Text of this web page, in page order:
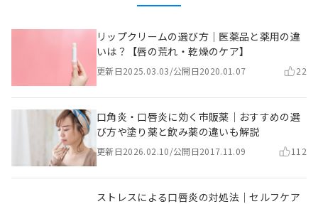
リップクリームの選び方｜医薬品と薬用の違
いは？【唇の荒れ・乾燥のケア】
更新日2025.03.03/公開日2020.01.07 22
口角炎・口唇炎に効く市販薬｜おすすめの選
び方や塗り薬と飲み薬の違いも解説
更新日2026.02.10/公開日2017.11.09 112
ストレスによる口唇炎の対処法｜セルフケア